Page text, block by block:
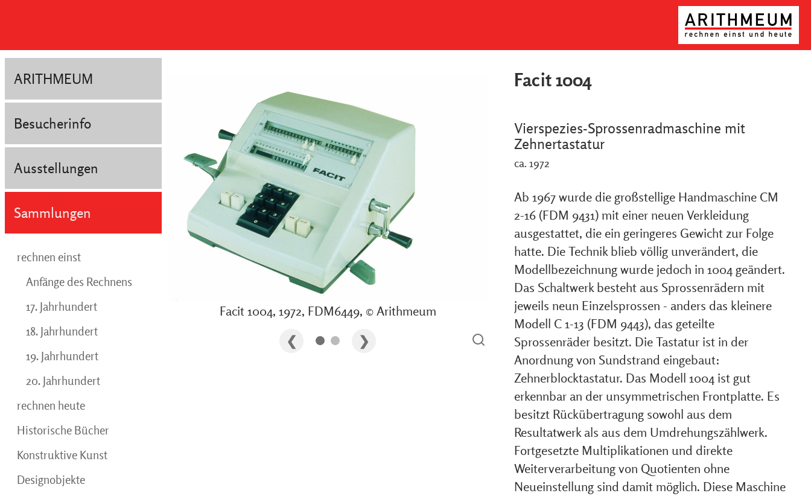
ARITHMEUM
Besucherinfo
Ausstellungen
Sammlungen
rechnen einst
Anfänge des Rechnens
17. Jahrhundert
18. Jahrhundert
19. Jahrhundert
20. Jahrhundert
rechnen heute
Historische Bücher
Konstruktive Kunst
Designobjekte
Facit 1004, 1972, FDM6449, © Arithmeum
Facit 1004
Vierspezies-Sprossenradmaschine mit
Zehnertastatur
ca. 1972
Ab 1967 wurde die großstellige Handmaschine CM
2-16 (FDM 9431) mit einer neuen Verkleidung
ausgestattet, die ein geringeres Gewicht zur Folge
hatte. Die Technik blieb völlig unverändert, die
Modellbezeichnung wurde jedoch in 1004 geändert.
Das Schaltwerk besteht aus Sprossenrädern mit
jeweils neun Einzelsprossen - anders das kleinere
Modell C 1-13 (FDM 9443), das geteilte
Sprossenräder besitzt. Die Tastatur ist in der
Anordnung von Sundstrand eingebaut:
Zehnerblocktastatur. Das Modell 1004 ist gut
erkennbar an der unsymmetrischen Frontplatte. Es
besitzt Rückübertragung sowohl aus dem
Resultatwerk als aus dem Umdrehungszählwerk.
Fortgesetzte Multiplikationen und direkte
Weiterverarbeitung von Quotienten ohne
Neueinstellung sind damit möglich. Diese Maschine